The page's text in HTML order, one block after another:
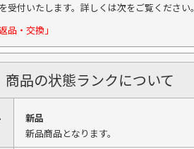
受付いたします。詳しくは次をご覧ください。
・交換」
商品の状態ランクについて
新品
新品商品となります。